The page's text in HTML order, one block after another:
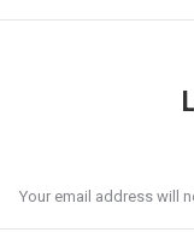
Your email address will